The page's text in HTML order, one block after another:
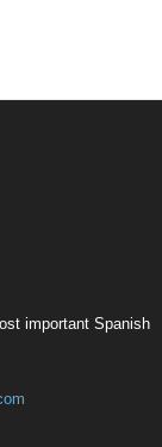
important Spanish